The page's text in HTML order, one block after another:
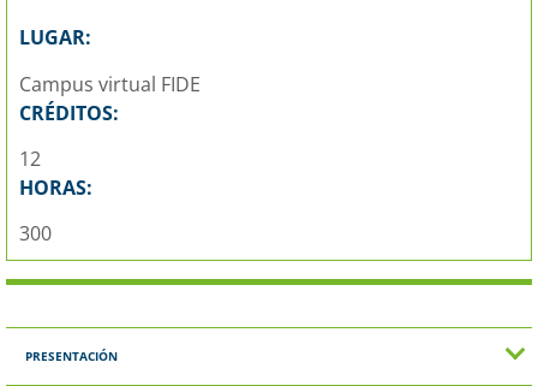
LUGAR:
Campus virtual FIDE
CRÉDITOS:
12
HORAS:
300
PRESENTACIÓN